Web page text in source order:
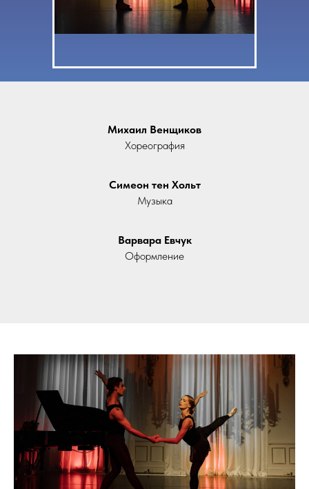
Михаил Венщиков
Хореография
Симеон тен Хольт
Музыка
Варвара Евчук
Оформление